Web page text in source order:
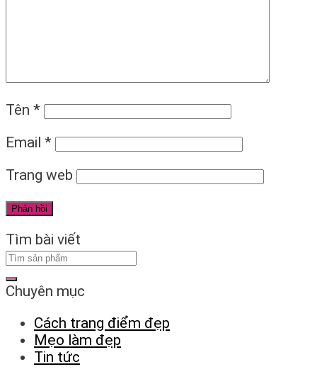
Tên *
Email *
Trang web
Tìm bài viết
Chuyên mục
Cách trang điểm đẹp
Mẹo làm đẹp
Tin tức